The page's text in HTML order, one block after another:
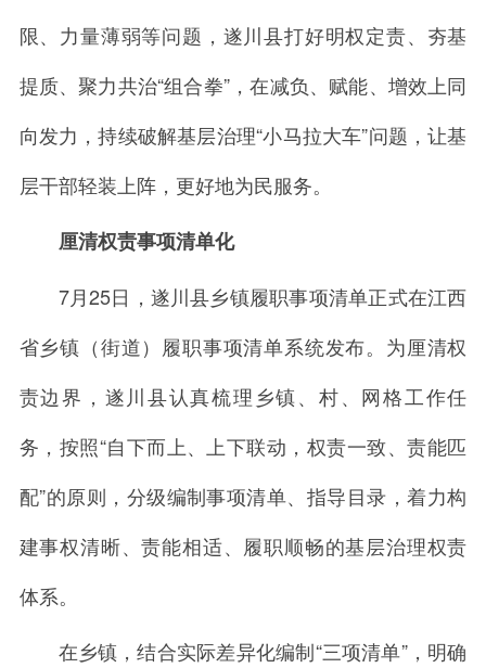
限、力量薄弱等问题，遂川县打好明权定责、夯基
提质、聚力共治“组合拳”，在减负、赋能、增效上同
向发力，持续破解基层治理“小马拉大车”问题，让基
层干部轻装上阵，更好地为民服务。
厘清权责事项清单化
7月25日，遂川县乡镇履职事项清单正式在江西
省乡镇（街道）履职事项清单系统发布。为厘清权
责边界，遂川县认真梳理乡镇、村、网格工作任
务，按照“自下而上、上下联动，权责一致、责能匹
配”的原则，分级编制事项清单、指导目录，着力构
建事权清晰、责能相适、履职顺畅的基层治理权责
体系。
在乡镇，结合实际差异化编制“三项清单”，明确